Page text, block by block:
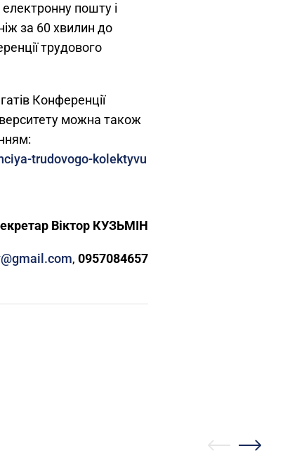
пошту і
за 60 хвилин до
трудового
Конференції
можна також
trudovogo-kolektyvu
КУЗЬМІН
,0957084657